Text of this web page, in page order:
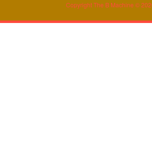
Copyright The B Machine ©